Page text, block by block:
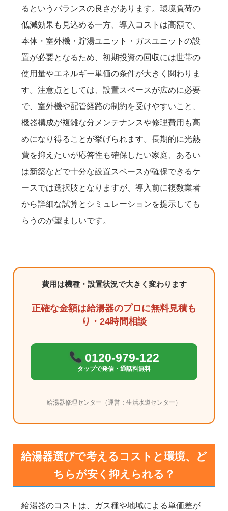
るというバランスの良さがあります。環境負荷の
低減効果も見込める一方、導入コストは高額で、
本体・室外機・貯湯ユニット・ガスユニットの設
置が必要となるため、初期投資の回収には世帯の
使用量やエネルギー単価の条件が大きく関わりま
す。注意点としては、設置スペースが広めに必要
で、室外機や配管経路の制約を受けやすいこと、
機器構成が複雑な分メンテナンスや修理費用も高
めになり得ることが挙げられます。長期的に光熱
費を抑えたいが応答性も確保したい家庭、あるい
は新築などで十分な設置スペースが確保できるケ
ースでは選択肢となりますが、導入前に複数業者
から詳細な試算とシミュレーションを提示しても
らうのが望ましいです。
費用は機種・設置状況で大きく変わります
正確な金額は給湯器のプロに無料見積も
り・24時間相談
0120-979-122
タップで発信・通話料無料
給湯器修理センター（運営：生活水道センター）
給湯器選びで考えるコストと環境、ど
ちらが安く抑えられる？
給湯器のコストは、ガス種や地域による単価差が